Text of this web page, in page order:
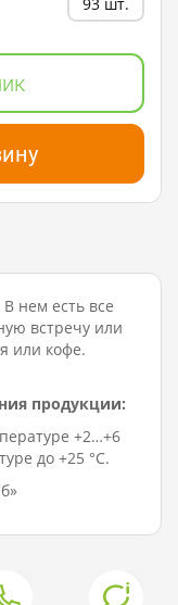
нем есть все
встречу или
или кофе.
продукции:
+2…+6
до +25 °C.